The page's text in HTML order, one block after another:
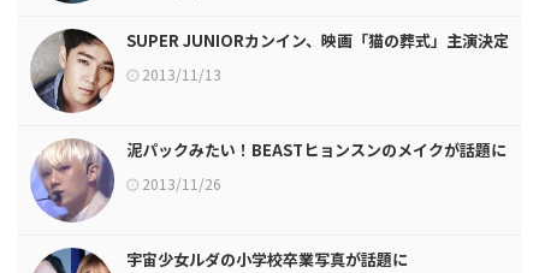
SUPER JUNIORカンイン、映画「猫の葬式」主演決定
2013/11/13
泥パックみたい！BEASTヒョンスンのメイクが話題に
2013/11/26
宇宙少女ルダの小学校卒業写真が話題に